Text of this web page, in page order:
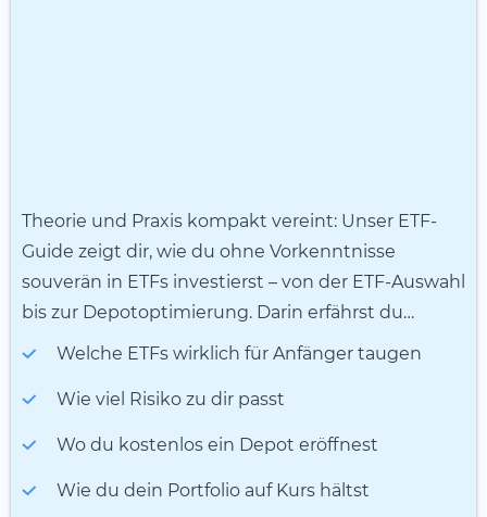
Theorie und Praxis kompakt vereint: Unser ETF-
Guide zeigt dir, wie du ohne Vorkenntnisse
souverän in ETFs investierst – von der ETF-Auswahl
bis zur Depotoptimierung. Darin erfährst du…
Welche ETFs wirklich für Anfänger taugen
Wie viel Risiko zu dir passt
Wo du kostenlos ein Depot eröffnest
Wie du dein Portfolio auf Kurs hältst